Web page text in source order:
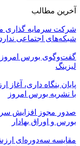
آخرین مطالب
شرکت سرمایه گذاری
شبکه‌های اجتماعی ندارد
گفت‌وگوی بورس امروز
لیزینگ
پایان بنگاه داری،
با نشریه بورس امروز
صدور مجوز افزایش
بورس و اوراق بهادار
مقایسه سه‌دوره‌ای